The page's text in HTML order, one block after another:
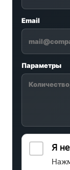
Email
Параметры